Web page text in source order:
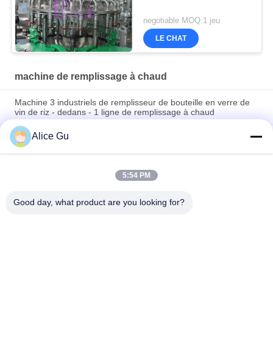
negotiable MOQ:1 jeu
LE CHAT
machine de remplissage à chaud
Machine 3 industriels de remplisseur de bouteille en verre de
vin de riz - dedans - 1 ligne de remplissage à chaud
Équipement orange de Juice Filling And Capping Machine de
remplissage à chaud de 5000BPH Monoblock de machine de
fruit en plastique automatique de bouteille
Équipement automatique de tunnel de refroidissement de
Alice Gu
5:54 PM
Good day, what product are you looking for?